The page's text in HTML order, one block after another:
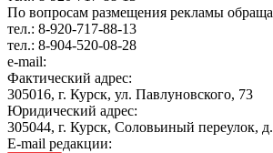
По вопросам размещения рекламы
тел.: 8-920-717-88-13
тел.: 8-904-520-08-28
e-mail:
Фактический адрес:
305016, г. Курск, ул. Павлуновского, 73
Юридический адрес:
305044, г. Курск, Соловьиный переулок,
E-mail редакции: